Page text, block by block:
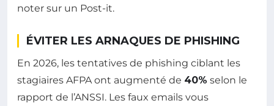
noter sur un Post-it.
ÉVITER LES ARNAQUES DE PHISHING
En 2026, les tentatives de phishing ciblant les
stagiaires AFPA ont augmenté de 40% selon le
rapport de l’ANSSI. Les faux emails vous